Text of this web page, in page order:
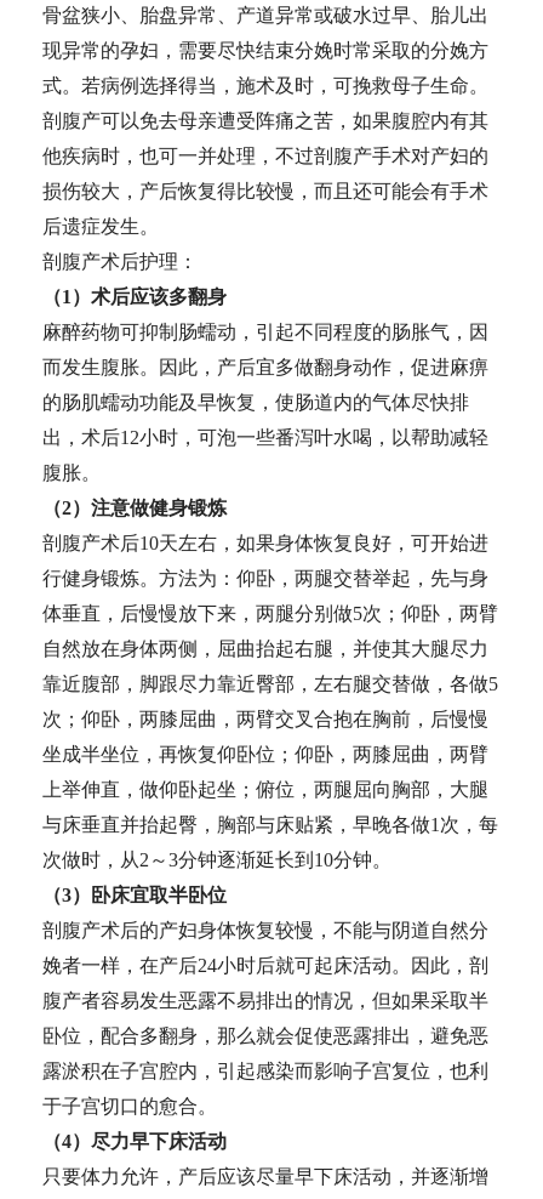
骨盆狭小、胎盘异常、产道异常或破水过早、胎儿出
现异常的孕妇，需要尽快结束分娩时常采取的分娩方
式。若病例选择得当，施术及时，可挽救母子生命。
剖腹产可以免去母亲遭受阵痛之苦，如果腹腔内有其
他疾病时，也可一并处理，不过剖腹产手术对产妇的
损伤较大，产后恢复得比较慢，而且还可能会有手术
后遗症发生。
剖腹产术后护理：
（1）术后应该多翻身
麻醉药物可抑制肠蠕动，引起不同程度的肠胀气，因
而发生腹胀。因此，产后宜多做翻身动作，促进麻痹
的肠肌蠕动功能及早恢复，使肠道内的气体尽快排
出，术后12小时，可泡一些番泻叶水喝，以帮助减轻
腹胀。
（2）注意做健身锻炼
剖腹产术后10天左右，如果身体恢复良好，可开始进
行健身锻炼。方法为：仰卧，两腿交替举起，先与身
体垂直，后慢慢放下来，两腿分别做5次；仰卧，两臂
自然放在身体两侧，屈曲抬起右腿，并使其大腿尽力
靠近腹部，脚跟尽力靠近臀部，左右腿交替做，各做5
次；仰卧，两膝屈曲，两臂交叉合抱在胸前，后慢慢
坐成半坐位，再恢复仰卧位；仰卧，两膝屈曲，两臂
上举伸直，做仰卧起坐；俯位，两腿屈向胸部，大腿
与床垂直并抬起臀，胸部与床贴紧，早晚各做1次，每
次做时，从2～3分钟逐渐延长到10分钟。
（3）卧床宜取半卧位
剖腹产术后的产妇身体恢复较慢，不能与阴道自然分
娩者一样，在产后24小时后就可起床活动。因此，剖
腹产者容易发生恶露不易排出的情况，但如果采取半
卧位，配合多翻身，那么就会促使恶露排出，避免恶
露淤积在子宫腔内，引起感染而影响子宫复位，也利
于子宫切口的愈合。
（4）尽力早下床活动
只要体力允许，产后应该尽量早下床活动，并逐渐增